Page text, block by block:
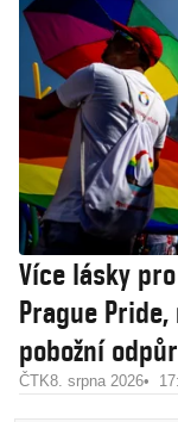
Více lásky
Prague
pobožní
ČTK8. srpna 2026